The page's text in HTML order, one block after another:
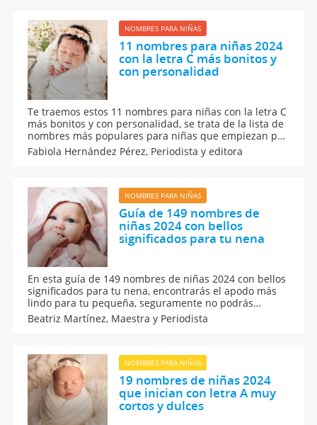
NOMBRES PARA NIÑAS
11 nombres para niñas 2024
con la letra C más bonitos y
con personalidad
Te traemos estos 11 nombres para niñas con la letra C
más bonitos y con personalidad, se trata de la lista de
nombres más populares para niñas que empiezan por
la tercera letra del abecedario. Busca aquí entre los
nombres para niñas más frecuentes que empiezan
Fabiola Hernández Pérez, Periodista y editora
NOMBRES PARA NIÑAS
Guía de 149 nombres de
niñas 2024 con bellos
significados para tu nena
En esta guía de 149 nombres de niñas 2024 con bellos
significados para tu nena, encontrarás el apodo más
lindo para tu pequeña, seguramente no podrás
decidirte por uno en específico, por lo que puedes
combinarlos entre sí. Todos te fascinarán porque son
Beatriz Martínez, Maestra y Periodista
NOMBRES PARA NIÑAS
19 nombres de niñas 2024
que inician con letra A muy
cortos y dulces